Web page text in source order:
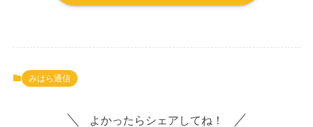
みはら通信
よかったらシェアしてね！